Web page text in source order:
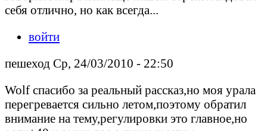
себя отлично, но как всегда...
войти
пешеход Ср, 24/03/2010 - 22:50
Wolf спасибо за реальный рассказ,но моя урала
перегревается сильно летом,поэтому обратил
внимание на тему,регулировки это главное,но